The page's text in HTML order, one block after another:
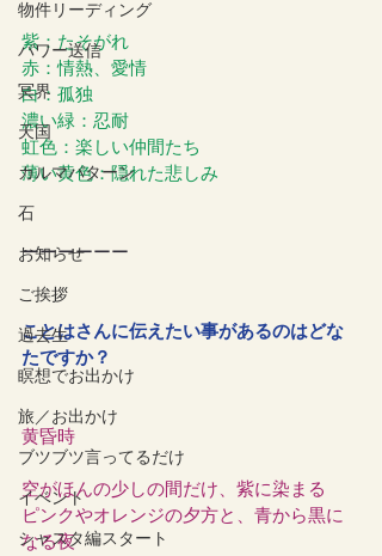
物件リーディング
パワー送信
冥界
天国
カルマパターン
石
お知らせ
ご挨拶
過去生
瞑想でお出かけ
旅／お出かけ
ブツブツ言ってるだけ
イベント
シャスタ編スタート
紫：たそがれ
赤：情熱、愛情
白：孤独
濃い緑：忍耐
虹色：楽しい仲間たち
薄い黄色：隠れた悲しみ
ーーーーーー
ことはさんに伝えたい事があるのはどな
たですか？
黄昏時
空がほんの少しの間だけ、紫に染まる
ピンクやオレンジの夕方と、青から黒に
なる夜